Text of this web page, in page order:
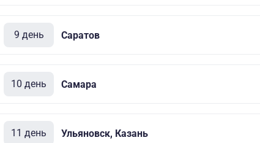
9 день Саратов
10 день Самара
11 день Ульяновск, Казань